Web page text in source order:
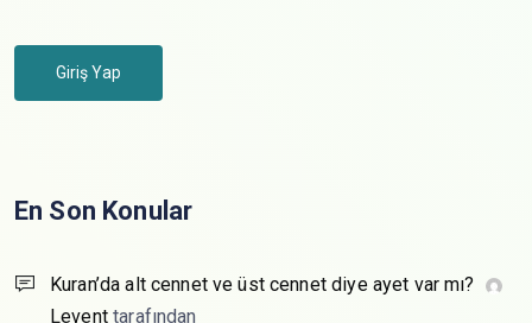
Giriş Yap
En Son Konular
Kuran’da alt cennet ve üst cennet diye ayet var mı?
Leventtarafından